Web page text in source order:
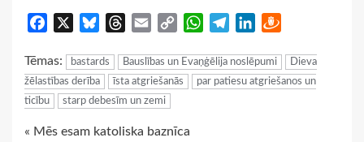
Facebook BlueskyThreads
Email
Copy
WhatsApp
TelegramLinkedIn
Tēmas: bastards Bauslības un Evaņģēlija noslēpumi
Dieva
žēlastības derība
īsta atgriešanās
par patiesu atgriešanos un
ticību
starp debesīm un zemi
« Mēs esam katoliska baznīca